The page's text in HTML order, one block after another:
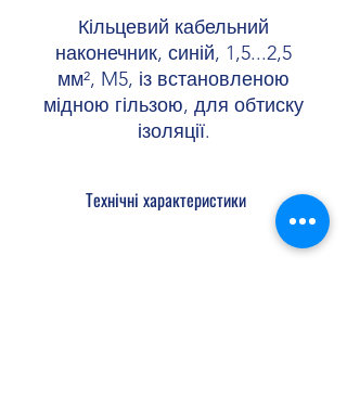
Кільцевий кабельний
наконечник, синій, 1,5...2,5
мм², M5, із встановленою
мідною гільзою, для обтиску
ізоляції.
Технічні характеристики